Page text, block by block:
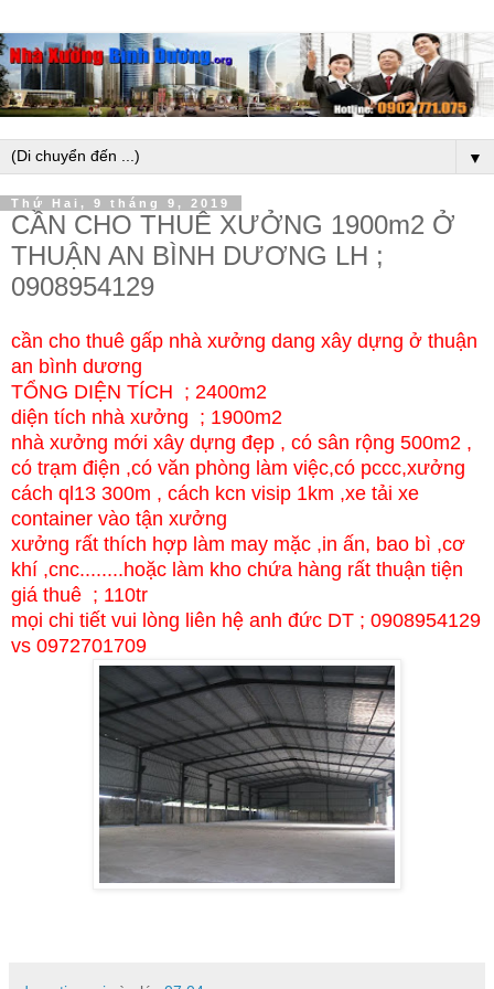
▼
Thứ Hai, 9 tháng 9, 2019
CẦN CHO THUÊ XƯỞNG 1900m2 Ở
THUẬN AN BÌNH DƯƠNG LH ;
0908954129
cần cho thuê gấp nhà xưởng dang xây dựng ở thuận
an bình dương
TỔNG DIỆN TÍCH ; 2400m2
diện tích nhà xưởng ; 1900m2
nhà xưởng mới xây dựng đẹp , có sân rộng 500m2 ,
có trạm điện ,có văn phòng làm việc,có pccc,xưởng
cách ql13 300m , cách kcn visip 1km ,xe tải xe
container vào tận xưởng
xưởng rất thích hợp làm may mặc ,in ấn, bao bì ,cơ
khí ,cnc........hoặc làm kho chứa hàng rất thuận tiện
giá thuê ; 110tr
mọi chi tiết vui lòng liên hệ anh đức DT ; 0908954129
vs 0972701709